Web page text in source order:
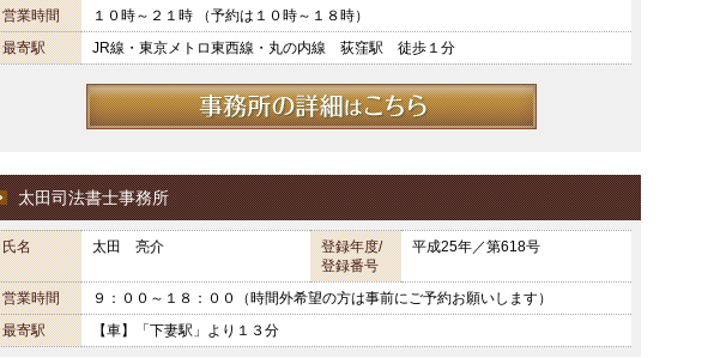
営業時間
１０時～２１時 （予約は１０時～１８時）
最寄駅
JR線・東京メトロ東西線・丸の内線 荻窪駅 徒歩１分
太田司法書士事務所
氏名 太田 亮介
登録年度/
登録番号
平成25年／第618号
営業時間
９：００～１８：００（時間外希望の方は事前にご予約お願いします）
最寄駅
【車】「下妻駅」より１３分